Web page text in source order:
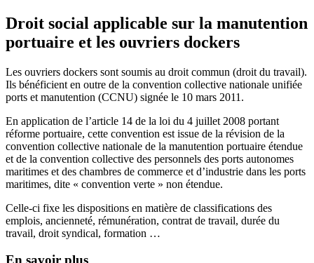
Droit social applicable sur la manutention
portuaire et les ouvriers dockers
Les ouvriers dockers sont soumis au droit commun (droit du travail).
Ils bénéficient en outre de la convention collective nationale unifiée
ports et manutention (CCNU) signée le 10 mars 2011.
En application de l’article 14 de la loi du 4 juillet 2008 portant
réforme portuaire, cette convention est issue de la révision de la
convention collective nationale de la manutention portuaire étendue
et de la convention collective des personnels des ports autonomes
maritimes et des chambres de commerce et d’industrie dans les ports
maritimes, dite « convention verte » non étendue.
Celle-ci fixe les dispositions en matière de classifications des
emplois, ancienneté, rémunération, contrat de travail, durée du
travail, droit syndical, formation …